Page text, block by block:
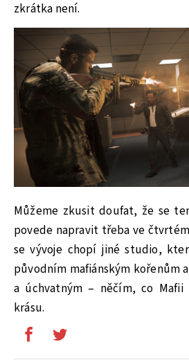
zkrátka není.
Můžeme zkusit doufat, že se
povede napravit třeba ve
se vývoje chopí jiné studio,
původním mafiánským kořenům
a úchvatným – něčím, co
krásu.